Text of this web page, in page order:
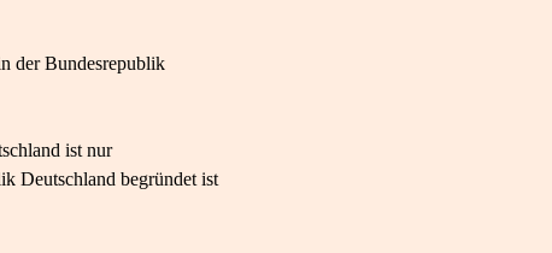
der Bundesrepublik
ist nur
Deutschland begründet ist